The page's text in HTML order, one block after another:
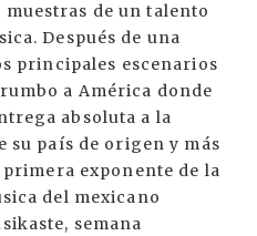
muestras de un talento
Después de una
principales escenarios
a América donde
absoluta a la
su país de origen y más
exponente de la
del mexicano
semana